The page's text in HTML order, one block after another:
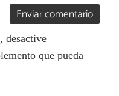
Enviar comentario
desactive
que pueda